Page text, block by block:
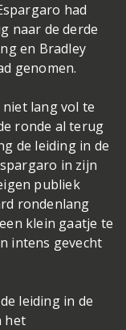
had
naar de derde
en Bradley
genomen.
lang vol te
ronde al terug
de leiding in de
in zijn
publiek
rondenlang
klein gaatje te
intens gevecht
leiding in de
het